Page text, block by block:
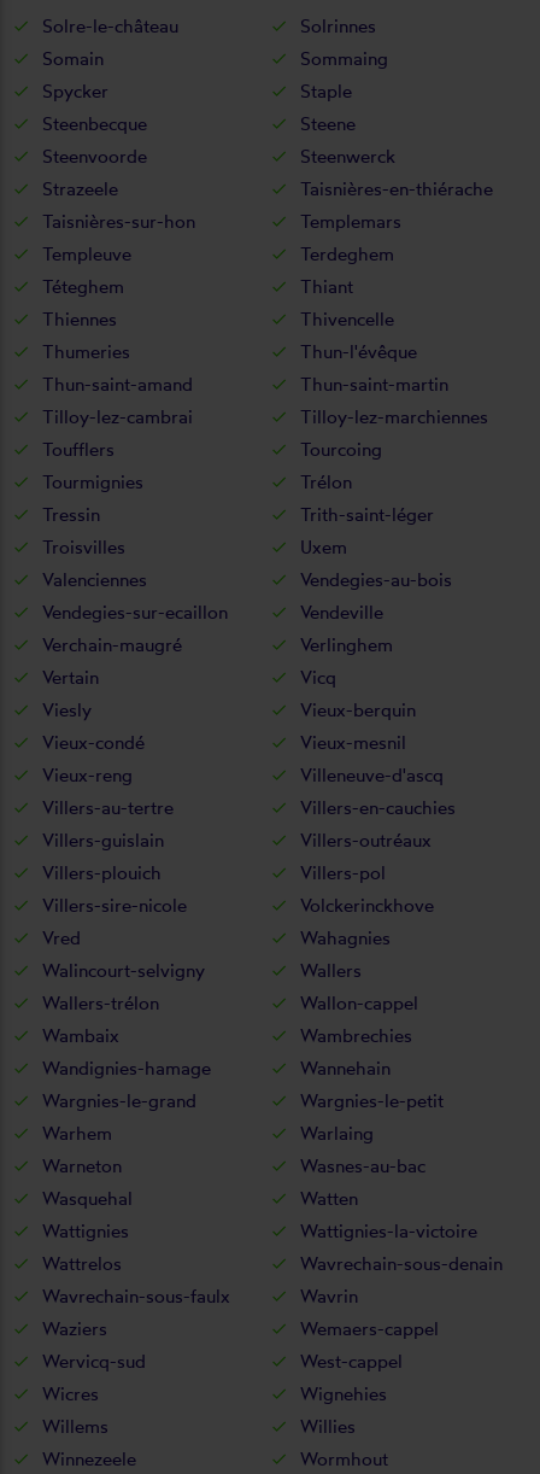
Solre-le-château
Solrinnes
Somain
Sommaing
Spycker
Staple
Steenbecque
Steene
Steenvoorde
Steenwerck
Strazeele
Taisnières-en-thiérache
Taisnières-sur-hon
Templemars
Templeuve
Terdeghem
Téteghem
Thiant
Thiennes
Thivencelle
Thumeries
Thun-l'évêque
Thun-saint-amand
Thun-saint-martin
Tilloy-lez-cambrai
Tilloy-lez-marchiennes
Toufflers
Tourcoing
Tourmignies
Trélon
Tressin
Trith-saint-léger
Troisvilles
Uxem
Valenciennes
Vendegies-au-bois
Vendegies-sur-ecaillon
Vendeville
Verchain-maugré
Verlinghem
Vertain
Vicq
Viesly
Vieux-berquin
Vieux-condé
Vieux-mesnil
Vieux-reng
Villeneuve-d'ascq
Villers-au-tertre
Villers-en-cauchies
Villers-guislain
Villers-outréaux
Villers-plouich
Villers-pol
Villers-sire-nicole
Volckerinckhove
Vred
Wahagnies
Walincourt-selvigny
Wallers
Wallers-trélon
Wallon-cappel
Wambaix
Wambrechies
Wandignies-hamage
Wannehain
Wargnies-le-grand
Wargnies-le-petit
Warhem
Warlaing
Warneton
Wasnes-au-bac
Wasquehal
Watten
Wattignies
Wattignies-la-victoire
Wattrelos
Wavrechain-sous-denain
Wavrechain-sous-faulx
Wavrin
Waziers
Wemaers-cappel
Wervicq-sud
West-cappel
Wicres
Wignehies
Willems
Willies
Winnezeele
Wormhout